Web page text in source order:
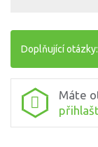
Doplňující otázky:
Máte